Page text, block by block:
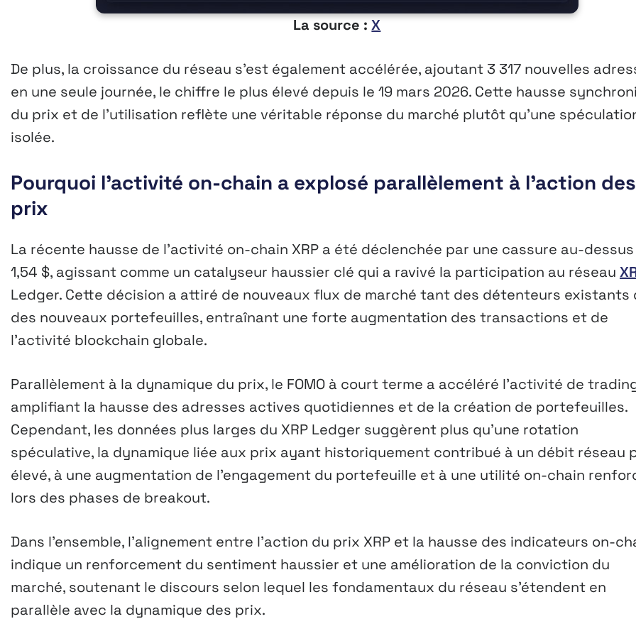
La source :X
De plus, la croissance du réseau s’est également accélérée, ajoutant 3 317 nouvelles
en une seule journée, le chiffre le plus élevé depuis le 19 mars 2026. Cette hausse
du prix et de l’utilisation reflète une véritable réponse du marché plutôt qu’une
isolée.
Pourquoi l’activité on-chain a explosé parallèlement à l’action des
prix
La récente hausse de l’activité on-chain XRP a été déclenchée par une cassure au-
1,54 $, agissant comme un catalyseur haussier clé qui a ravivé la participation au réseau
Ledger. Cette décision a attiré de nouveaux flux de marché tant des détenteurs existants
des nouveaux portefeuilles, entraînant une forte augmentation des transactions et de
l’activité blockchain globale.
Parallèlement à la dynamique du prix, le FOMO à court terme a accéléré l’activité de
amplifiant la hausse des adresses actives quotidiennes et de la création de portefeuilles.
Cependant, les données plus larges du XRP Ledger suggèrent plus qu’une rotation
spéculative, la dynamique liée aux prix ayant historiquement contribué à un débit réseau
élevé, à une augmentation de l’engagement du portefeuille et à une utilité on-chain
lors des phases de breakout.
Dans l’ensemble, l’alignement entre l’action du prix XRP et la hausse des indicateurs on-
indique un renforcement du sentiment haussier et une amélioration de la conviction du
marché, soutenant le discours selon lequel les fondamentaux du réseau s’étendent en
parallèle avec la dynamique des prix.